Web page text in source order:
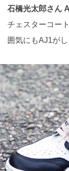
石橋光太郎さん
チェスターコー
囲気にもAJ1がし